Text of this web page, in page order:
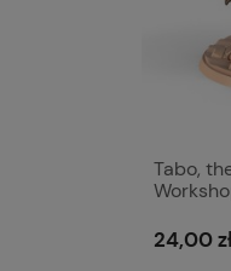
Tabo,
24,00